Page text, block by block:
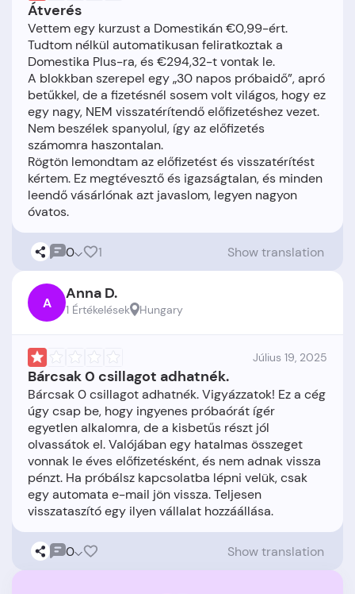
Átverés
Vettem egy kurzust a Domestikán €0,99-ért.
Tudtom nélkül automatikusan feliratkoztak a
Domestika Plus-ra, és €294,32-t vontak le.
A blokkban szerepel egy „30 napos próbaidő”, apró
betűkkel, de a fizetésnél sosem volt világos, hogy ez
egy nagy, NEM visszatérítendő előfizetéshez vezet.
Nem beszélek spanyolul, így az előfizetés
számomra haszontalan.
Rögtön lemondtam az előfizetést és visszatérítést
kértem. Ez megtévesztő és igazságtalan, és minden
leendő vásárlónak azt javaslom, legyen nagyon
0 1 Show translation
A Anna D.
1 Értékelések Hungary
Július 19, 2025
Bárcsak 0 csillagot adhatnék.
Bárcsak 0 csillagot adhatnék. Vigyázzatok! Ez a cég
úgy csap be, hogy ingyenes próbaórát ígér
egyetlen alkalomra, de a kisbetűs részt jól
olvassátok el. Valójában egy hatalmas összeget
vonnak le éves előfizetésként, és nem adnak vissza
pénzt. Ha próbálsz kapcsolatba lépni velük, csak
egy automata e-mail jön vissza. Teljesen
0 Show translation